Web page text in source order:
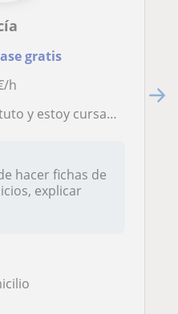
gratis
h
ayudar a niños y me considero divertida y con aptitudes
hacer fichas de
explicar